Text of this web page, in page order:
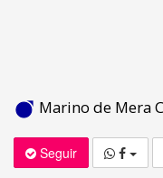
Marino de Mera
Seguir